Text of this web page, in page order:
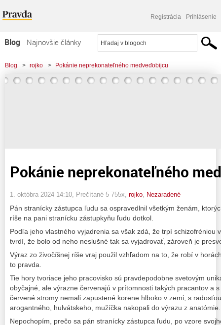
Registrácia Prihlásenie
Blog
Najnovšie články
Najčítanejšie články
Najkomentovanejšie články
Blog > rojko > Pokánie neprekonateľného medveďobijcu
Pokánie neprekonateľného
1. októbra 2024 14:10 , Prečítané 5 755x, rojko Nezaradené
Pán stranícky zástupca ľudu sa ospravedlnil všetkým ženám,
ríše na pani stranícku zástupkyňu ľudu dotkol.
Podľa jeho vlastného vyjadrenia sa však zdá, že trpí schizofréniou
tvrdí, že bolo od neho neslušné tak sa vyjadrovať, zároveň je
Výraz zo živočíšnej ríše vraj použil vzhľadom na to, že robí v
to pravda.
Tie hory tvoriace jeho pracovisko sú pravdepodobne svetovým
obyčajné, ale výrazne červenajú v prítomnosti takých pracantov a
červené stromy nemali zapustené korene hlboko v zemi, s
arogantného, hulvátskeho, mužíčka nakopali do výrazu z anatómie.
Nepochopím, prečo sa pán stranícky zástupca ľudu, po vzore